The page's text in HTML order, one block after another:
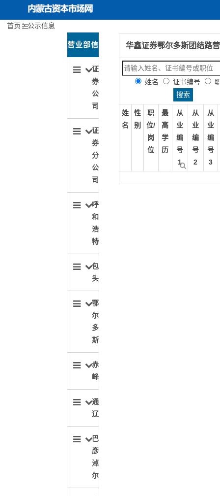
内蒙古资本市场网 首页 关于协会
协会动态
行业文化建设
期货服务实体经济
首页 公示信息
营业部信
息导航证
券
公
司
证
券
分
公
司
呼
和
浩
特
包
头
鄂
尔
多
斯
赤
峰
通
辽
巴
彥
淖
尔
华鑫证券鄂尔多斯团结路
姓名 证书编号
姓
名
性
别
职
位/
岗
位
最
高
学
历
从
业
编
号
1
从
业
编
号
2
从
业
编
号
3